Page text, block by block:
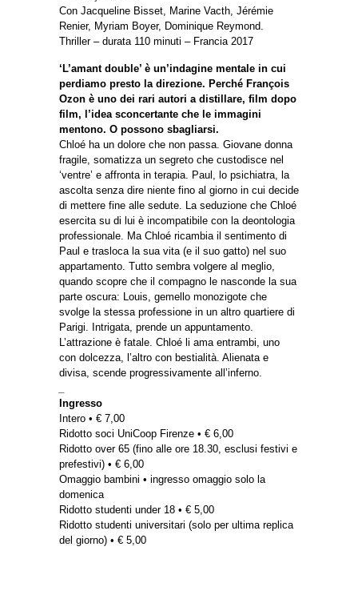
Con Jacqueline Bisset, Marine Vacth, Jérémie
Renier, Myriam Boyer, Dominique Reymond.
Thriller – durata 110 minuti – Francia 2017
‘L’amant double’ è un’indagine mentale in cui
perdiamo presto la direzione. Perché François
Ozon è uno dei rari autori a distillare, film dopo
film, l’idea sconcertante che le immagini
mentono. O possono sbagliarsi.
Chloé ha un dolore che non passa. Giovane donna
fragile, somatizza un segreto che custodisce nel
‘ventre’ e affronta in terapia. Paul, lo psichiatra, la
ascolta senza dire niente fino al giorno in cui decide
di mettere fine alle sedute. La seduzione che Chloé
esercita su di lui è incompatibile con la deontologia
professionale. Ma Chloé ricambia il sentimento di
Paul e trasloca la sua vita (e il suo gatto) nel suo
appartamento. Tutto sembra volgere al meglio,
quando scopre che il compagno le nasconde la sua
parte oscura: Louis, gemello monozigote che
svolge la stessa professione in un altro quartiere di
Parigi. Intrigata, prende un appuntamento.
L’attrazione è fatale. Chloé li ama entrambi, uno
con dolcezza, l’altro con bestialità. Alienata e
divisa, scende progressivamente all’inferno.
Ingresso
Intero • € 7,00
Ridotto soci UniCoop Firenze • € 6,00
Ridotto over 65 (fino alle ore 18.30, esclusi festivi e
prefestivi) • € 6,00
Omaggio bambini • ingresso omaggio solo la
domenica
Ridotto studenti under 18 • € 5,00
Ridotto studenti universitari (solo per ultima replica
del giorno) • € 5,00